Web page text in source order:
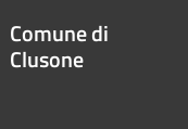
Comune di
Clusone